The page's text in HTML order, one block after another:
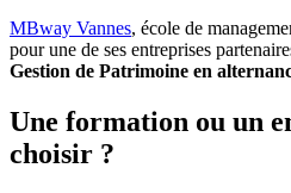
MBway Vannes, école de
pour une de ses entreprises
Gestion de Patrimoine en
Une formation ou un
choisir ?